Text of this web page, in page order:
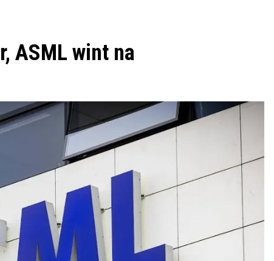
ASML wint na